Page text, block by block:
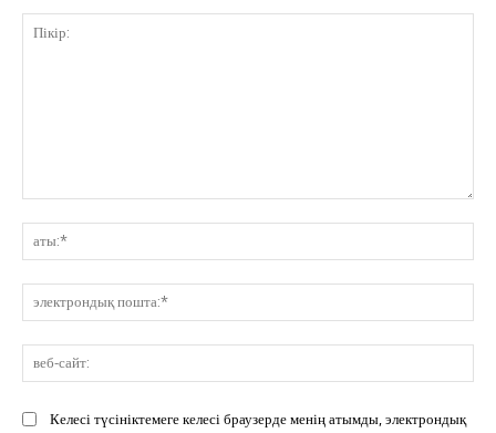
Келесі түсініктемеге келесі браузерде менің атымды, электрондық